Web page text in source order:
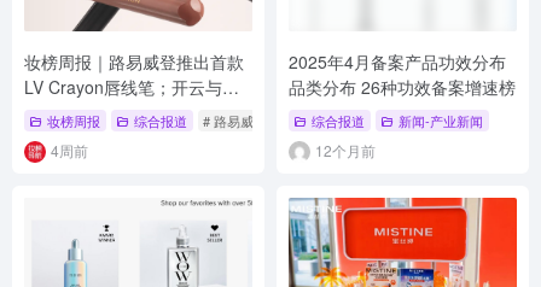
妆榜周报｜路易威登推出首款
LV Crayon唇线笔；开云与欧
莱雅签署50年Gucci美妆独家
授权
妆榜周报 综合报道 # 路易威登唇线笔 # Gucci美妆授权 # 开云欧莱雅
4周前
2025年4月备案产品功效分布
品类分布 26种功效备案增速榜
综合报道 新闻-产业新闻
12个月前